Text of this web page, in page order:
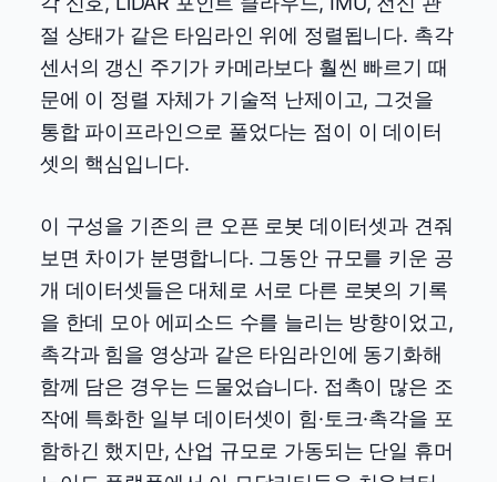
절 상태가 같은 타임라인 위에 정렬됩니다. 촉각
센서의 갱신 주기가 카메라보다 훨씬 빠르기 때
문에 이 정렬 자체가 기술적 난제이고, 그것을
통합 파이프라인으로 풀었다는 점이 이 데이터
셋의 핵심입니다.
이 구성을 기존의 큰 오픈 로봇 데이터셋과 견줘
보면 차이가 분명합니다. 그동안 규모를 키운 공
개 데이터셋들은 대체로 서로 다른 로봇의 기록
을 한데 모아 에피소드 수를 늘리는 방향이었고,
촉각과 힘을 영상과 같은 타임라인에 동기화해
함께 담은 경우는 드물었습니다. 접촉이 많은 조
작에 특화한 일부 데이터셋이 힘·토크·촉각을 포
함하긴 했지만, 산업 규모로 가동되는 단일 휴머